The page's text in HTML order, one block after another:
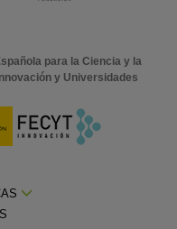
para la Ciencia y la
y Universidades